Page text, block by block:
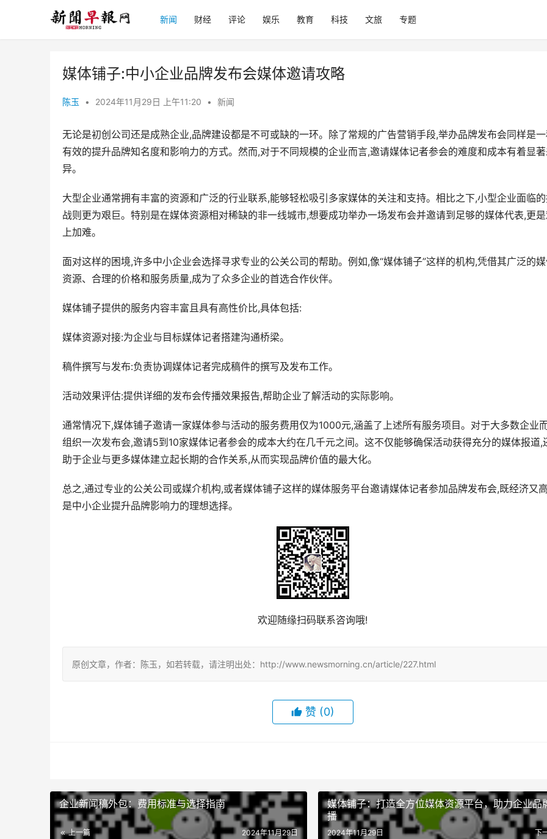
新闻 财经 评论 娱乐 教育 科技 文旅 专题
媒体铺子:中小企业品牌发布会媒体邀请攻略
陈玉 • 2024年11月29日 上午11:20 • 新闻
无论是初创公司还是成熟企业,品牌建设都是不可或缺的一环。除了常规的广告营销手段,举办品牌发布会同样是
有效的提升品牌知名度和影响力的方式。然而,对于不同规模的企业而言,邀请媒体记者参会的难度和成本有着显
异。
大型企业通常拥有丰富的资源和广泛的行业联系,能够轻松吸引多家媒体的关注和支持。相比之下,小型企业面临
战则更为艰巨。特别是在媒体资源相对稀缺的非一线城市,想要成功举办一场发布会并邀请到足够的媒体代表,更
上加难。
面对这样的困境,许多中小企业会选择寻求专业的公关公司的帮助。例如,像“媒体铺子”这样的机构,凭借其广泛的
资源、合理的价格和服务质量,成为了众多企业的首选合作伙伴。
媒体铺子提供的服务内容丰富且具有高性价比,具体包括:
媒体资源对接:为企业与目标媒体记者搭建沟通桥梁。
稿件撰写与发布:负责协调媒体记者完成稿件的撰写及发布工作。
活动效果评估:提供详细的发布会传播效果报告,帮助企业了解活动的实际影响。
通常情况下,媒体铺子邀请一家媒体参与活动的服务费用仅为1000元,涵盖了上述所有服务项目。对于大多数企业
组织一次发布会,邀请5到10家媒体记者参会的成本大约在几千元之间。这不仅能够确保活动获得充分的媒体报道,
助于企业与更多媒体建立起长期的合作关系,从而实现品牌价值的最大化。
总之,通过专业的公关公司或媒介机构,或者媒体铺子这样的媒体服务平台邀请媒体记者参加品牌发布会,既经济又
是中小企业提升品牌影响力的理想选择。
欢迎随缘扫码联系咨询哦!
原创文章，作者：陈玉，如若转载，请注明出处：http://www.newsmorning.cn/article/227.html
赞 (0)
企业新闻稿外包：费用标准与选择指南
上一篇 2024年11月29日
媒体铺子：打造全方位媒体资源平台，助力企业品
播
下
2024年11月29日